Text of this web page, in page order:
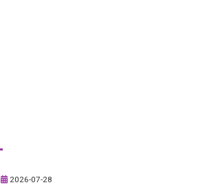
2026-07-28